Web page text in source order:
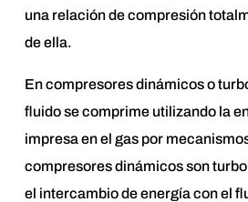
una relación de compresión
de ella.
En compresores dinámicos o
fluido se comprime utilizando la
impresa en el gas por
compresores dinámicos son
el intercambio de energía con el